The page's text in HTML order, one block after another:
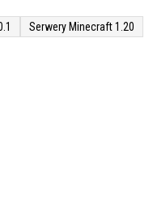
Serwery Minecraft 1.20